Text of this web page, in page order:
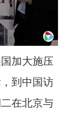
加大施压
到中国访
在北京与